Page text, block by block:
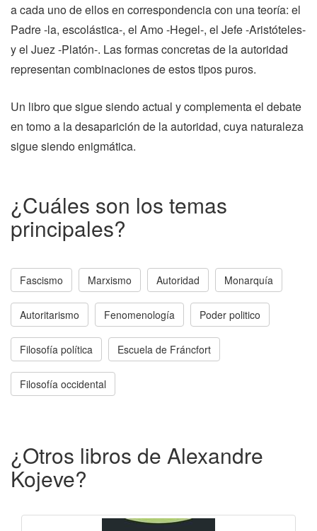
a cada uno de ellos en correspondencia con una teoría: el
Padre -la, escolástica-, el Amo -Hegel-, el Jefe -Aristóteles-
y el Juez -Platón-. Las formas concretas de la autoridad
representan combinaciones de estos tipos puros.
Un libro que sigue siendo actual y complementa el debate
en tomo a la desaparición de la autoridad, cuya naturaleza
sigue siendo enigmática.
¿Cuáles son los temas
principales?
Fascismo Marxismo Autoridad Monarquía
Autoritarismo Fenomenología Poder politico
Filosofía política Escuela de Fráncfort
Filosofía occidental
¿Otros libros de Alexandre
Kojeve?